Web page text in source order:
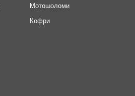
Мотошоломи
Кофри